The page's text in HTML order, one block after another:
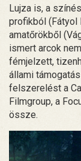
Lujza is, a
profikból (Fátyol
amatőrökből
ismert arcok
fémjelzett,
állami
felszerelést a
Filmgroup, a
össze.